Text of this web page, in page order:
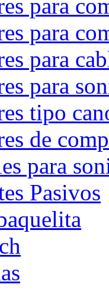
para
para
para
para
tipo
de
para
Pasivos